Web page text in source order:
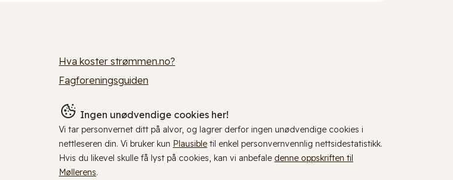
Hva koster strømmen.no?
Fagforeningsguiden
Ingen unødvendige cookies her!
Vi tar personvernet ditt på alvor, og lagrer derfor ingen unødvendige cookies i
nettleseren din. Vi bruker kun Plausible til enkel personvernvennlig nettsidestatistikk.
Hvis du likevel skulle få lyst på cookies, kan vi anbefale denne oppskriften til
Møllerens.